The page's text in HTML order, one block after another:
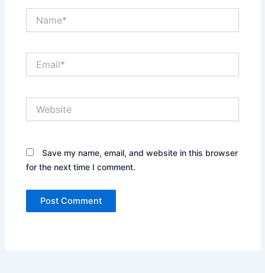
Save my name, email, and website in this browser
for the next time I comment.